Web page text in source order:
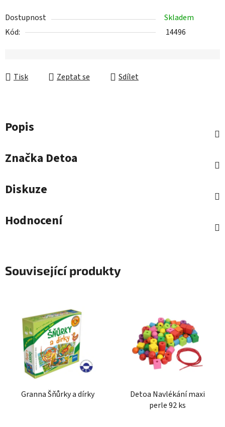
Dostupnost
Skladem
Kód:
14496
Tisk Zeptat se Sdílet
Popis
Značka Detoa
Diskuze
Hodnocení
Související produkty
Granna Šňůrky a dírky
Detoa Navlékání maxi
perle 92 ks